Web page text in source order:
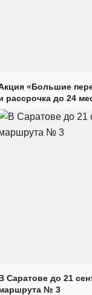
«Большие
рассрочка до 24
Саратове до 21
№ 3